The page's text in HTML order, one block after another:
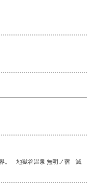
。 地獄谷温泉 無明ノ宿 滅